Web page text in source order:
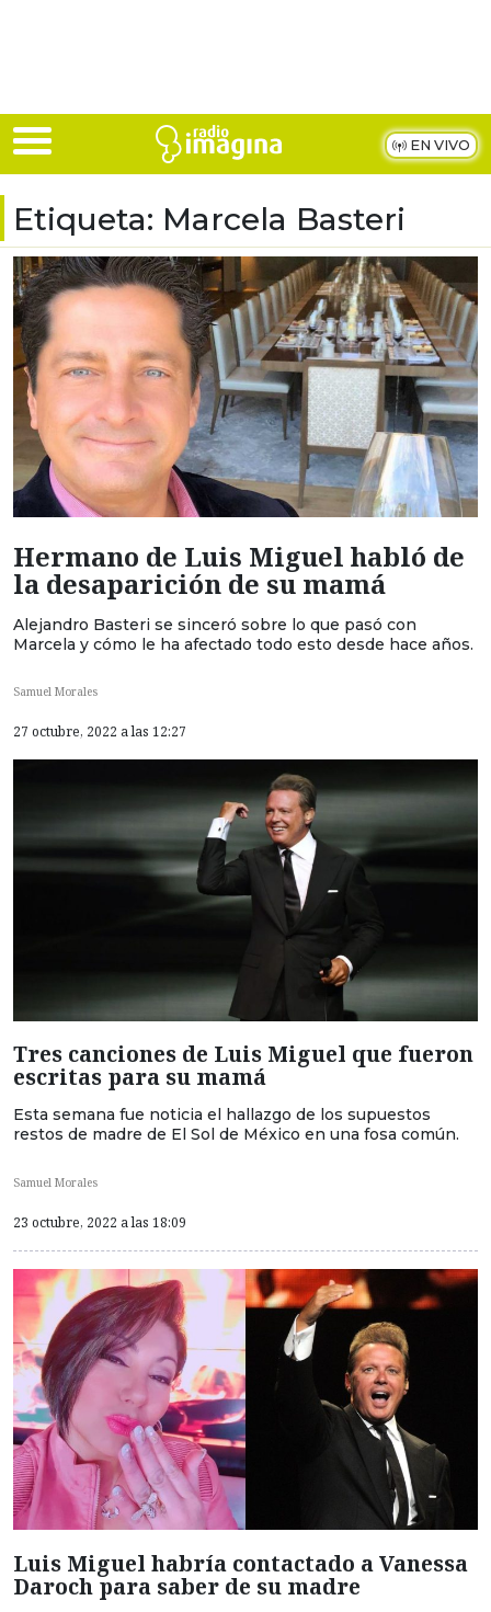
EN VIVO
Etiqueta: Marcela Basteri
Hermano de Luis Miguel habló de
la desaparición de su mamá
Alejandro Basteri se sinceró sobre lo que pasó con
Marcela y cómo le ha afectado todo esto desde hace años.
Samuel Morales
27 octubre, 2022 a las 12:27
Tres canciones de Luis Miguel que fueron
escritas para su mamá
Esta semana fue noticia el hallazgo de los supuestos
restos de madre de El Sol de México en una fosa común.
Samuel Morales
23 octubre, 2022 a las 18:09
Luis Miguel habría contactado a Vanessa
Daroch para saber de su madre